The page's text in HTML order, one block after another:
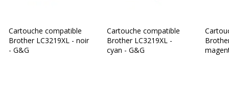
Cartouche compatible
Brother LC3219XL - noir
- G&G
Cartouche compatible
Brother LC3219XL -
cyan - G&G